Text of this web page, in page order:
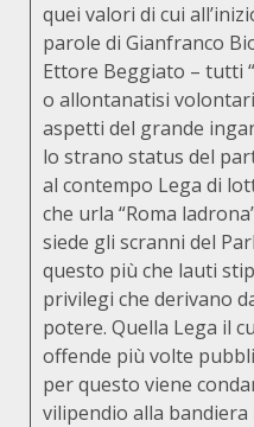
quei valori di cui
parole di Gianfranco
Ettore Beggiato – tutti
o allontanatisi
aspetti del grande
lo strano status del
al contempo Lega di
che urla “Roma
siede gli scranni del
questo più che lauti
privilegi che derivano
potere. Quella Lega il
offende più volte
per questo viene
vilipendio alla